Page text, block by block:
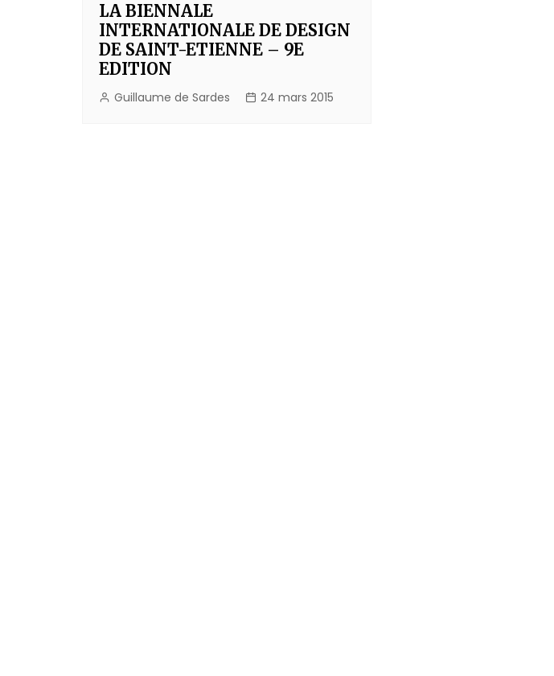
LA BIENNALE
INTERNATIONALE DE DESIGN
DE SAINT-ETIENNE – 9E
EDITION
Guillaume de Sardes 24 mars 2015